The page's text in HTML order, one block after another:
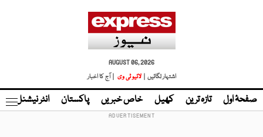
AUGUST 06, 2026
اشتہار لگائیں |
لائیو ٹی وی | آج کا اخبار
صفحۂ اول تازہ ترین کھیل خاص خبریں پاکستان انٹر نیشنل